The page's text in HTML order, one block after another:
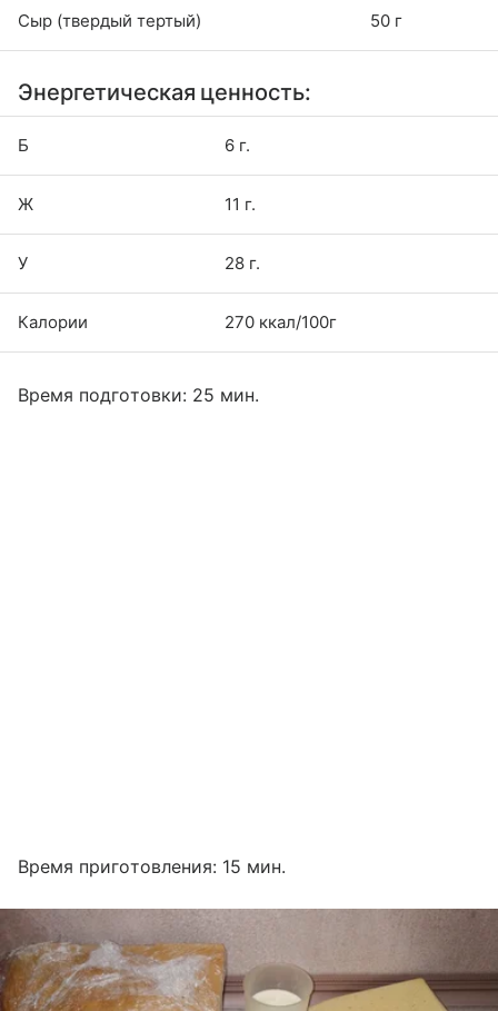
Сыр (твердый тертый) 50 г
Энергетическая ценность:
Б 6 г.
Ж 11 г.
У 28 г.
Калории 270 ккал/100г
Время подготовки: 25 мин.
Время приготовления: 15 мин.